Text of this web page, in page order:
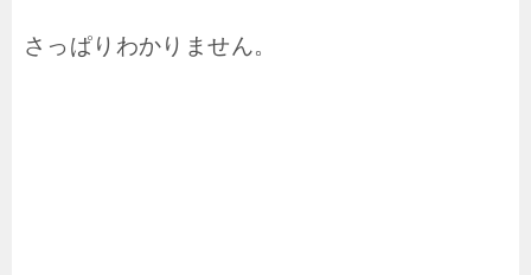
さっぱりわかりません。